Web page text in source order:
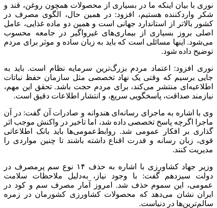
نوری با بیان اینکه ما در بسیاری از محصولات همچون روغن، قند و
شکر واردکننده هستیم، افزود: در همین حال، الگوی مصرف در
کشور بالاتر از استاندارد جهانی است و همین دو ماده غذایی، عامل
اصلی بروز بسیاری از بیماری‌های غیرواگیر در جامعه محسوب
می‌شود. اینها مسائلی است که باید به زبان ساده و موثر برای مردم
توضیح داده شود.
نوری افزود: اعتماد مردم بزرگ‌ترین سرمایه نظام است. باید به
جایی برسیم که وقتی یک نهاد تخصصی مثل سازمان حفظ نباتات
اطلاعیه‌ای منتشر می‌کند، برای مردم حجت باشد. تحقق این مهم،
نیازمند صداقت، پاسخگویی سریع، و انتشار اطلاعات دقیق است.
وی با اشاره به ماجرای رسانه‌ای هندوانه و صادرات آن گفت: در آن
ماجرا اگرچه پاسخ تخصصی داده شد، اما تاخیر در واکنش موجب اثر
گذاری بر افکار عمومی شد. روابط‌عمومی‌ها باید بانک اطلاعاتی
قوی، زبان رسانه و قدرت اقناع داشته باشند تا چنین مواردی را
مدیریت کنند.
وزیر جهاد کشاورزی با اشاره به حذف ۱۴ نوع سم پرمصرف در
دولت سیزدهم گفت: با وجود نیاز، به‌دلیل ملاحظات سلامت
عمومی، این سموم حذف شد. امروز آمار مصرف سم و کود در
ایران نشان می‌دهد که محصولات کشاورزی کشورمان در زمره
سالم‌ترین‌ها در دنیاست.